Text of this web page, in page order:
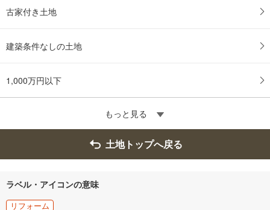
古家付き土地
建築条件なしの土地
1,000万円以下
もっと見る
土地トップへ戻る
ラベル・アイコンの意味
リフォーム